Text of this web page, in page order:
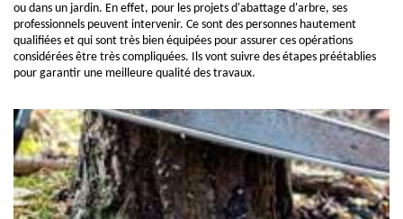
ou dans un jardin. En effet, pour les projets d'abattage d'arbre, ses
professionnels peuvent intervenir. Ce sont des personnes hautement
qualifiées et qui sont très bien équipées pour assurer ces opérations
considérées être très compliquées. Ils vont suivre des étapes préétablies
pour garantir une meilleure qualité des travaux.